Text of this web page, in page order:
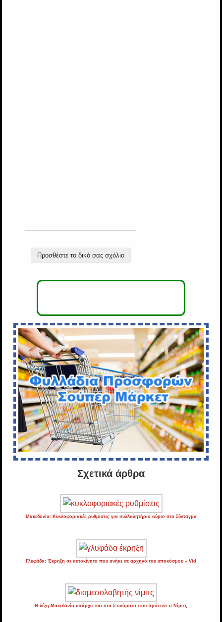
Προσθέστε το δικό σας σχόλιο
Σχετικά άρθρα
Μακεδονία: Κυκλοφοριακές ρυθμίσεις για συλλαλητήριο αύριο στο Σύνταγμα
Γλυφάδα: Έκρηξη σε αυτοκίνητο που ανήκε σε αρχηγό του υποκόσμου – Vid
Η λέξη Μακεδονία υπάρχει και στα 5 ονόματα που πρότεινε ο Νίμιτς